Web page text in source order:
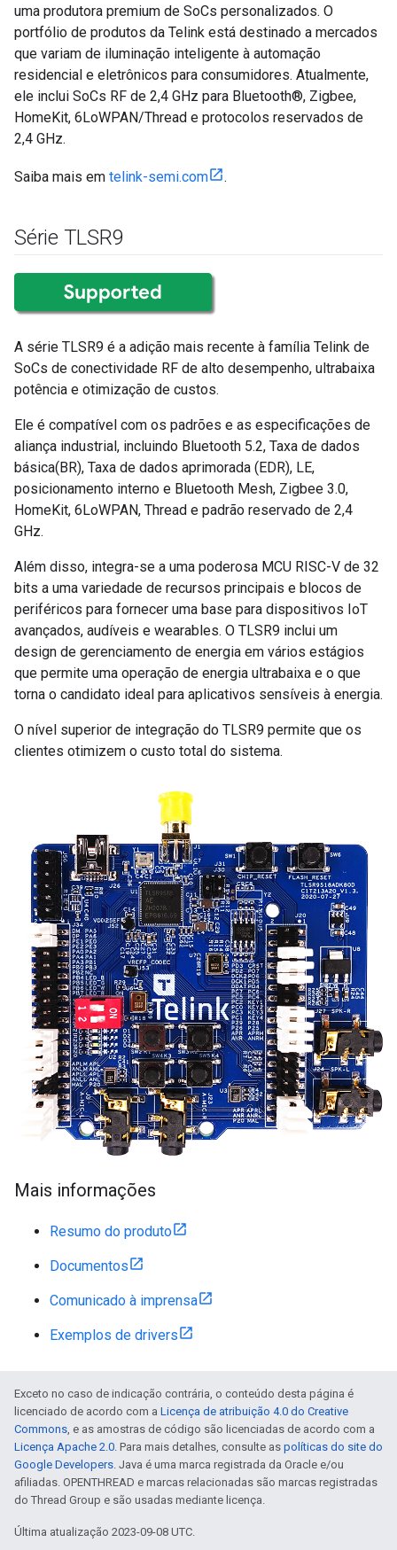
uma produtora premium de SoCs personalizados. O
portfólio de produtos da Telink está destinado a mercados
que variam de iluminação inteligente à automação
residencial e eletrônicos para consumidores. Atualmente,
ele inclui SoCs RF de 2,4 GHz para Bluetooth®, Zigbee,
HomeKit, 6LoWPAN/Thread e protocolos reservados de
2,4 GHz.
Saiba mais em telink-semi.com .
Série TLSR9
A série TLSR9 é a adição mais recente à família Telink de
SoCs de conectividade RF de alto desempenho, ultrabaixa
potência e otimização de custos.
Ele é compatível com os padrões e as especificações de
aliança industrial, incluindo Bluetooth 5.2, Taxa de dados
básica(BR), Taxa de dados aprimorada (EDR), LE,
posicionamento interno e Bluetooth Mesh, Zigbee 3.0,
HomeKit, 6LoWPAN, Thread e padrão reservado de 2,4
GHz.
Além disso, integra-se a uma poderosa MCU RISC-V de 32
bits a uma variedade de recursos principais e blocos de
periféricos para fornecer uma base para dispositivos IoT
avançados, audíveis e wearables. O TLSR9 inclui um
design de gerenciamento de energia em vários estágios
que permite uma operação de energia ultrabaixa e o que
torna o candidato ideal para aplicativos sensíveis à energia.
O nível superior de integração do TLSR9 permite que os
clientes otimizem o custo total do sistema.
Mais informações
Resumo do produto
Documentos
Comunicado à imprensa
Exemplos de drivers
Exceto no caso de indicação contrária, o conteúdo desta página é
licenciado de acordo com a Licença de atribuição 4.0 do Creative
Commons, e as amostras de código são licenciadas de acordo com a
Licença Apache 2.0. Para mais detalhes, consulte as políticas do site do
Google Developers. Java é uma marca registrada da Oracle e/ou
afiliadas. OPENTHREAD e marcas relacionadas são marcas registradas
do Thread Group e são usadas mediante licença.
Última atualização 2023-09-08 UTC.